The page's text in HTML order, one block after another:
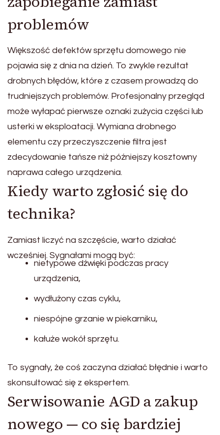
problemów
Większość defektów sprzętu domowego nie
pojawia się z dnia na dzień. To zwykle rezultat
drobnych błędów, które z czasem prowadzą do
trudniejszych problemów. Profesjonalny przegląd
może wyłapać pierwsze oznaki zużycia części lub
usterki w eksploatacji. Wymiana drobnego
elementu czy przeczyszczenie filtra jest
zdecydowanie tańsze niż późniejszy kosztowny
naprawa całego urządzenia.
Kiedy warto zgłosić się do
technika?
Zamiast liczyć na szczęście, warto działać
wcześniej. Sygnałami mogą być:
nietypowe dźwięki podczas pracy
urządzenia,
wydłużony czas cyklu,
niespójne grzanie w piekarniku,
kałuże wokół sprzętu.
To sygnały, że coś zaczyna działać błędnie i warto
skonsultować się z ekspertem.
Serwisowanie AGD a zakup
nowego — co się bardziej